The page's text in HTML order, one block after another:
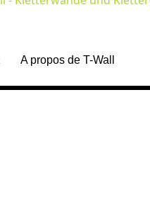
A propos de T-Wall